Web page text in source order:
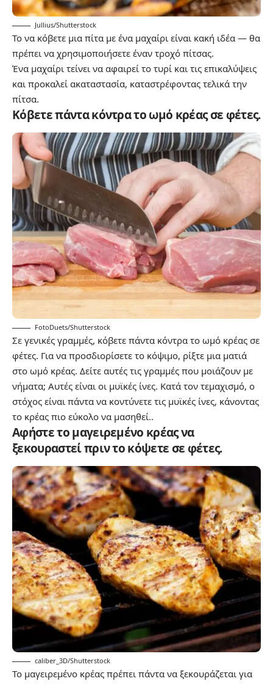
Jullius/Shutterstock
Το να κόβετε μια πίτα με ένα μαχαίρι είναι κακή ιδέα — θα
πρέπει να χρησιμοποιήσετε έναν τροχό πίτσας.
Ένα μαχαίρι τείνει να αφαιρεί το τυρί και τις επικαλύψεις
και προκαλεί ακαταστασία, καταστρέφοντας τελικά την
πίτσα.
Κόβετε πάντα κόντρα το ωμό κρέας σε φέτες.
FotoDuets/Shutterstock
Σε γενικές γραμμές, κόβετε πάντα κόντρα το ωμό κρέας σε
φέτες. Για να προσδιορίσετε το κόψιμο, ρίξτε μια ματιά
στο ωμό κρέας. Δείτε αυτές τις γραμμές που μοιάζουν με
νήματα; Αυτές είναι οι μυϊκές ίνες. Κατά τον τεμαχισμό, ο
στόχος είναι πάντα να κοντύνετε τις μυϊκές ίνες, κάνοντας
το κρέας πιο εύκολο να μασηθεί..
Αφήστε το μαγειρεμένο κρέας να
ξεκουραστεί πριν το κόψετε σε φέτες.
caliber_3D/Shutterstock
Το μαγειρεμένο κρέας πρέπει πάντα να ξεκουράζεται για